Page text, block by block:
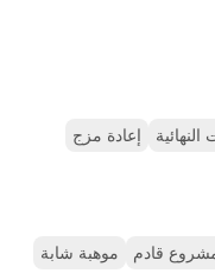
إعادة مزج
قادم موهبة شابة